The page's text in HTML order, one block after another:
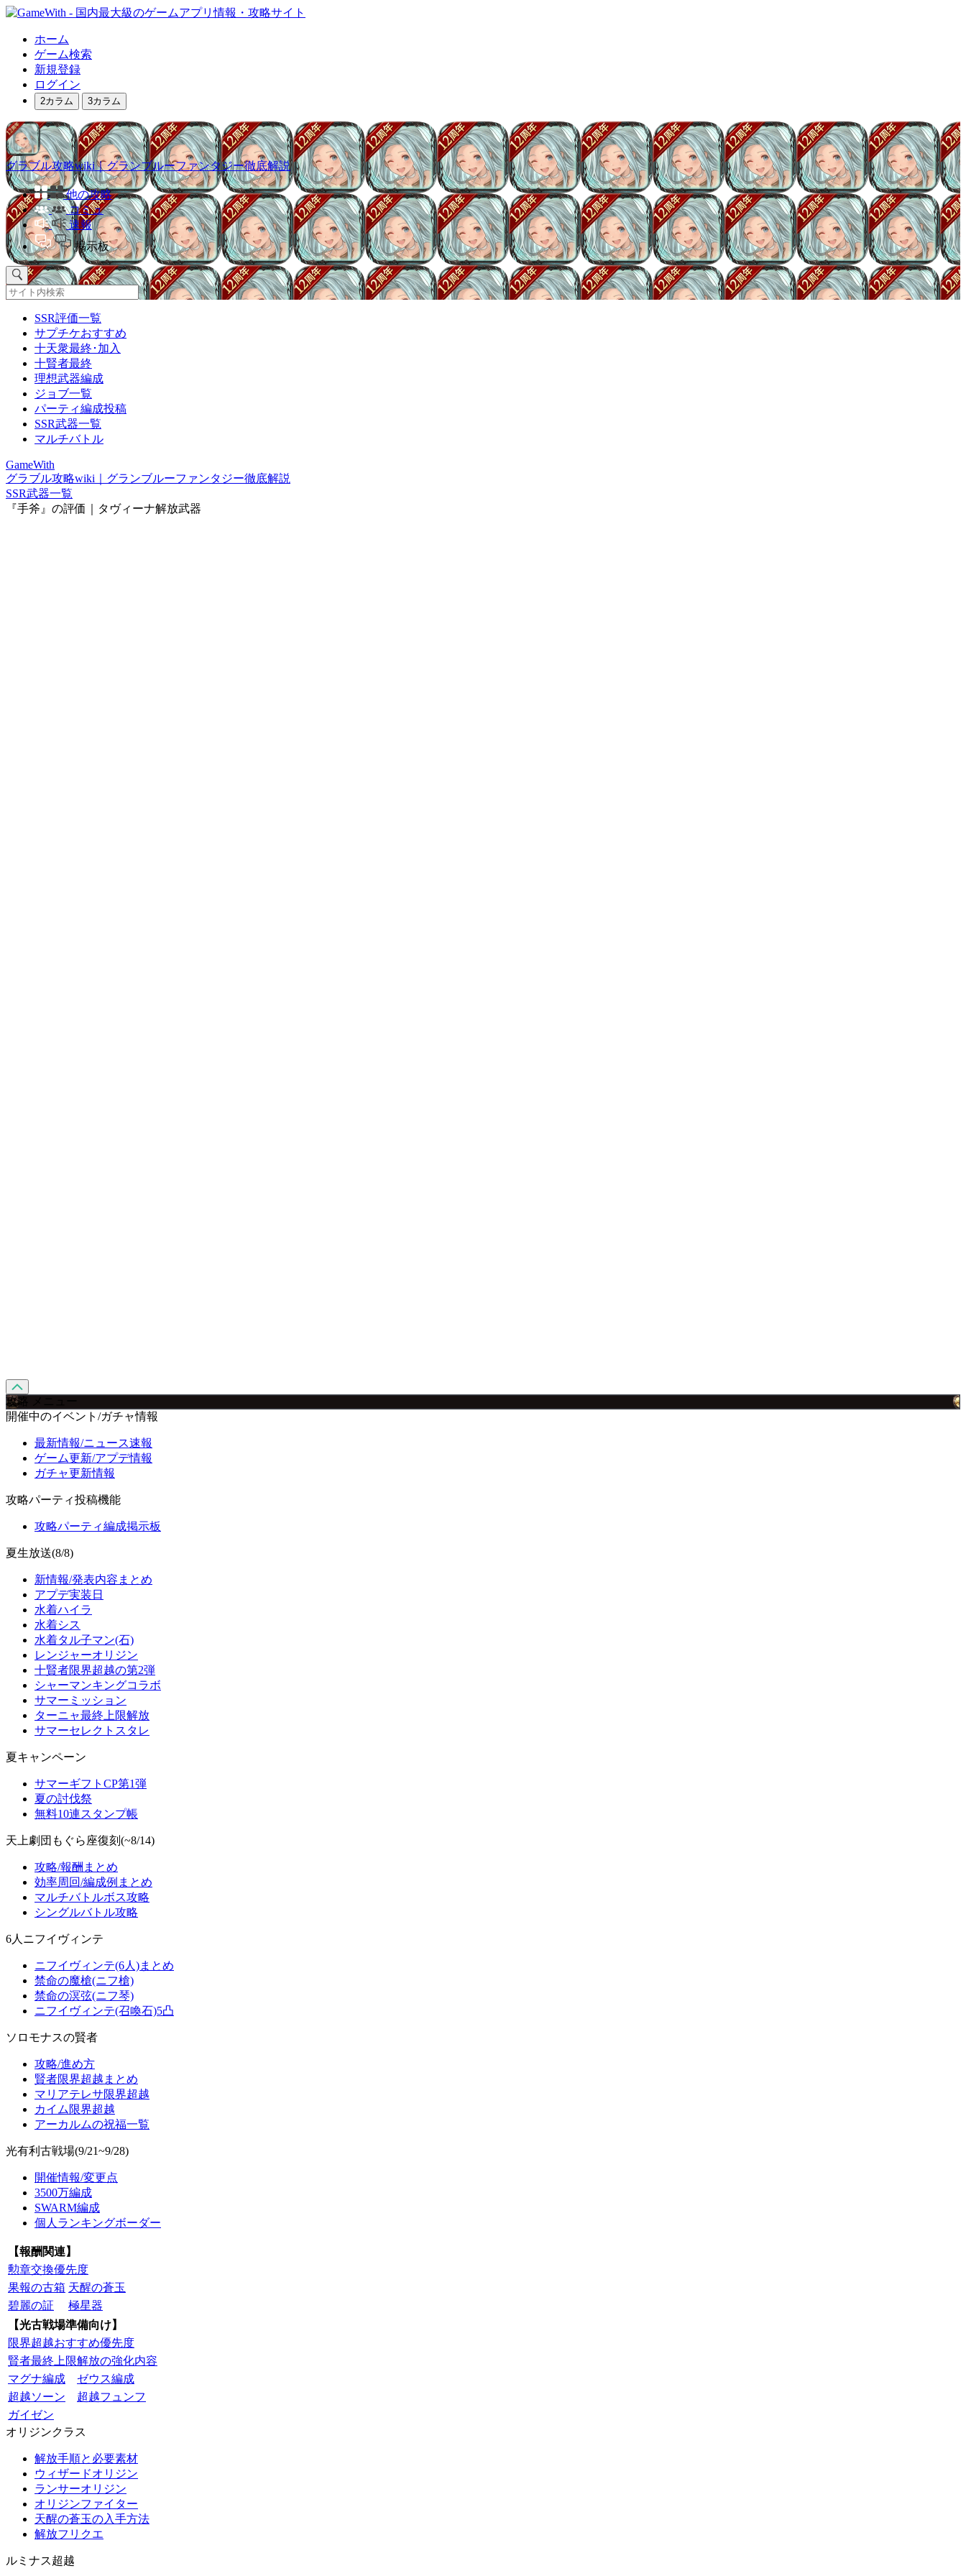
ホーム
ゲーム検索
新規登録
ログイン
2カラム 3カラム
グラブル攻略wiki｜グランブルーファンタジー徹底解説
他の攻略
コミュ
速報
掲示板
SSR評価一覧
サプチケおすすめ
十天衆最終･加入
十賢者最終
理想武器編成
ジョブ一覧
パーティ編成投稿
SSR武器一覧
マルチバトル
GameWith
グラブル攻略wiki｜グランブルーファンタジー徹底解説
SSR武器一覧
『手斧』の評価｜タヴィーナ解放武器
攻略 メニュー
開催中のイベント/ガチャ情報
最新情報/ニュース速報
ゲーム更新/アプデ情報
ガチャ更新情報
攻略パーティ投稿機能
攻略パーティ編成掲示板
夏生放送(8/8)
新情報/発表内容まとめ
アプデ実装日
水着ハイラ
水着シス
水着タル子マン(石)
レンジャーオリジン
十賢者限界超越の第2弾
シャーマンキングコラボ
サマーミッション
ターニャ最終上限解放
サマーセレクトスタレ
夏キャンペーン
サマーギフトCP第1弾
夏の討伐祭
無料10連スタンプ帳
天上劇団もぐら座復刻(~8/14)
攻略/報酬まとめ
効率周回/編成例まとめ
マルチバトルボス攻略
シングルバトル攻略
6人ニフイヴィンテ
ニフイヴィンテ(6人)まとめ
禁命の魔槍(ニフ槍)
禁命の溟弦(ニフ琴)
ニフイヴィンテ(召喚石)5凸
ソロモナスの賢者
攻略/進め方
賢者限界超越まとめ
マリアテレサ限界超越
カイム限界超越
アーカルムの祝福一覧
光有利古戦場(9/21~9/28)
開催情報/変更点
3500万編成
SWARM編成
個人ランキングボーダー
【報酬関連】
勲章交換優先度
果報の古箱 天醒の蒼玉
碧麗の証
極星器
【光古戦場準備向け】
限界超越おすすめ優先度
賢者最終上限解放の強化内容
マグナ編成
ゼウス編成
超越ソーン
超越フュンフ
ガイゼン
オリジンクラス
解放手順と必要素材
ウィザードオリジン
ランサーオリジン
オリジンファイター
天醒の蒼玉の入手方法
解放フリクエ
ルミナス超越